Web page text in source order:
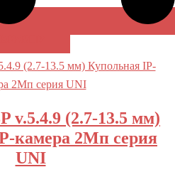
v.5.4.9 (2.7-13.5 мм)
камера 2Мп серия
UNI